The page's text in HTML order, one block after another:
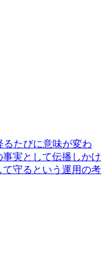
たびに意味が変わ
実として伝播しかけ
守るという運用の考